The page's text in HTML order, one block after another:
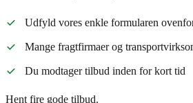
Udfyld vores enkle formularen
Mange fragtfirmaer og
Du modtager tilbud inden for kort tid
Hent fire gode tilbud.